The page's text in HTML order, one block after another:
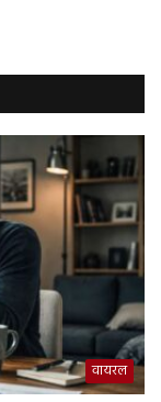
वायरल